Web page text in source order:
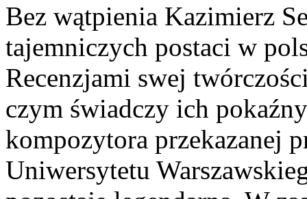
Bez wątpienia Kazimierz
tajemniczych postaci w
Recenzjami swej
czym świadczy ich
kompozytora przekazanej
Uniwersytetu